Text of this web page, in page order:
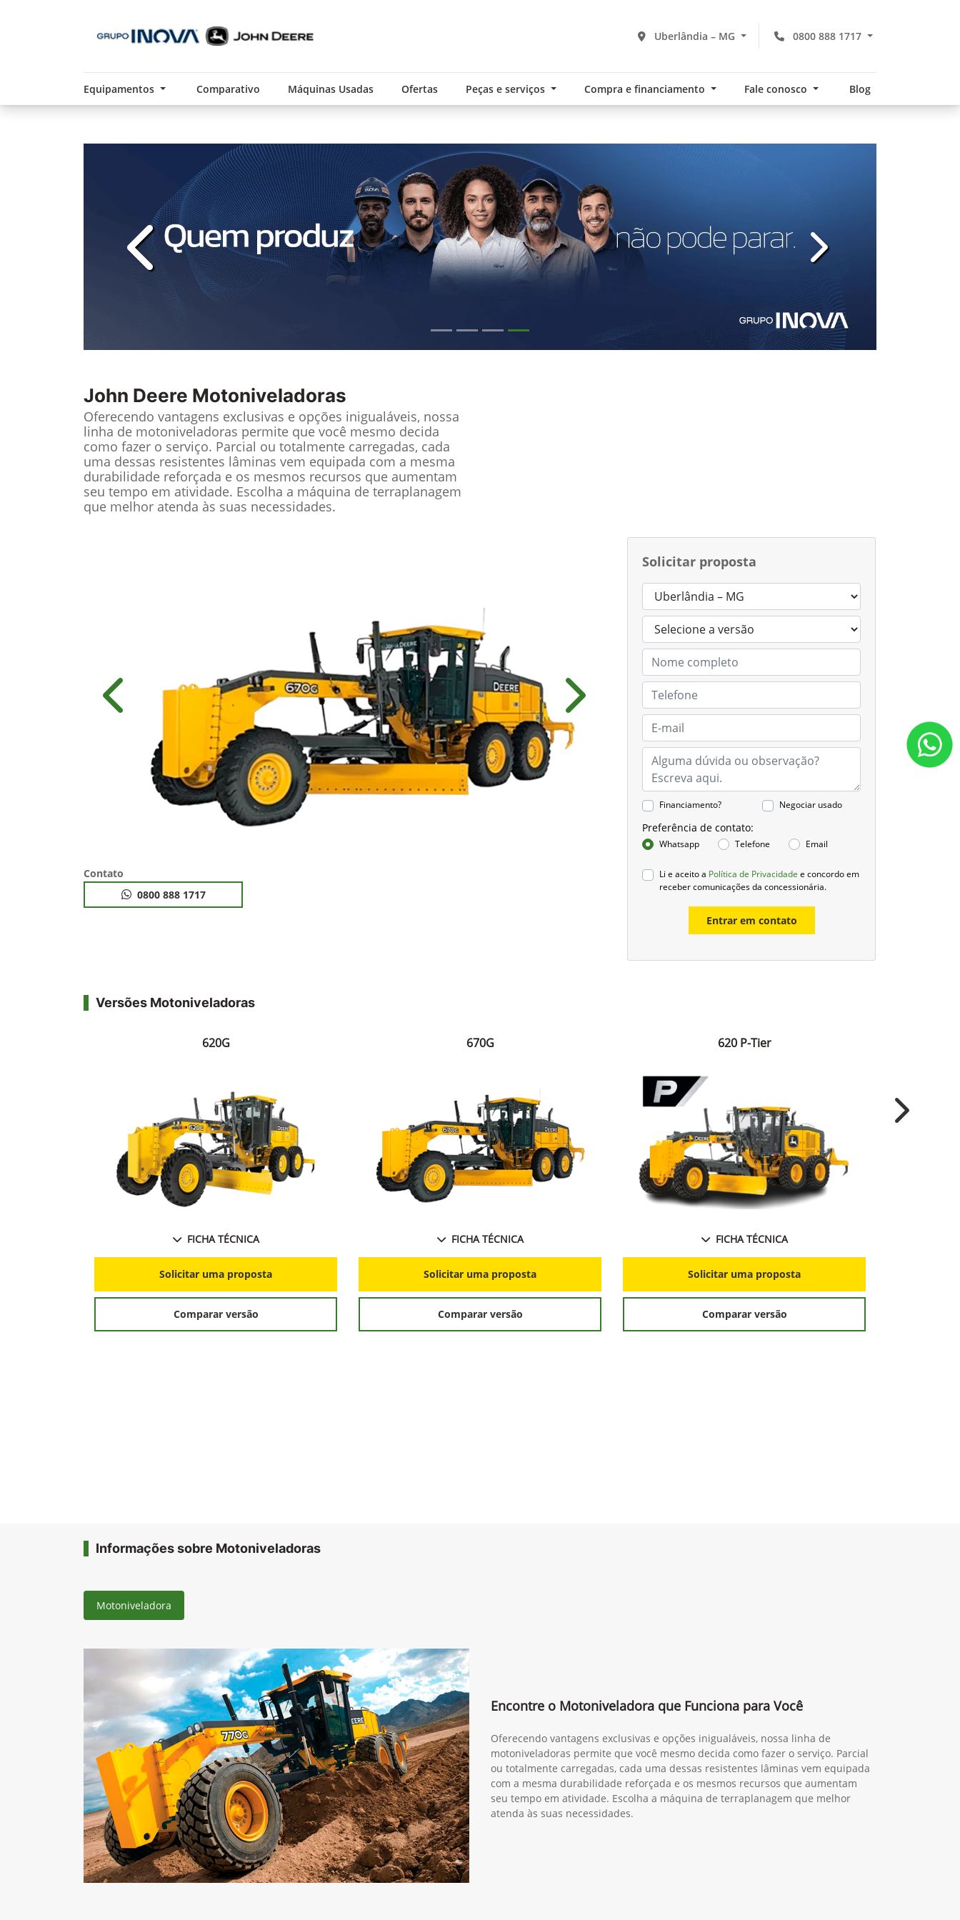
0800 888 1717
Uberlândia – MG
Equipamentos Comparativo Máquinas Usadas Ofertas Peças e serviços Compra e financiamento Fale conosco Blog
templates.template-01.components.carousel.texts.control_prev templates.template-
John Deere Motoniveladoras
Oferecendo vantagens exclusivas e opções inigualáveis, nossa
linha de motoniveladoras permite que você mesmo decida
como fazer o serviço. Parcial ou totalmente carregadas, cada
uma dessas resistentes lâminas vem equipada com a mesma
durabilidade reforçada e os mesmos recursos que aumentam
seu tempo em atividade. Escolha a máquina de terraplanagem
que melhor atenda às suas necessidades.
Solicitar proposta
Financiamento? Negociar usado
Preferência de contato:
Whatsapp Telefone Email
Li e aceito a Política de Privacidade e concordo em
receber comunicações da concessionária.
Entrar em contato
Anterior Próximo
Contato
0800 888 1717
Versões Motoniveladoras
620G
FICHA TÉCNICA
Solicitar uma proposta
Comparar versão
670G
FICHA TÉCNICA
Solicitar uma proposta
Comparar versão
620 P-Tier
FICHA TÉCNICA
Solicitar uma proposta
Comparar versão
Next
Informações sobre Motoniveladoras
Motoniveladora
Encontre o Motoniveladora que Funciona para Você
Oferecendo vantagens exclusivas e opções inigualáveis, nossa linha de
motoniveladoras permite que você mesmo decida como fazer o serviço. Parcial
ou totalmente carregadas, cada uma dessas resistentes lâminas vem equipada
com a mesma durabilidade reforçada e os mesmos recursos que aumentam
seu tempo em atividade. Escolha a máquina de terraplanagem que melhor
atenda às suas necessidades.